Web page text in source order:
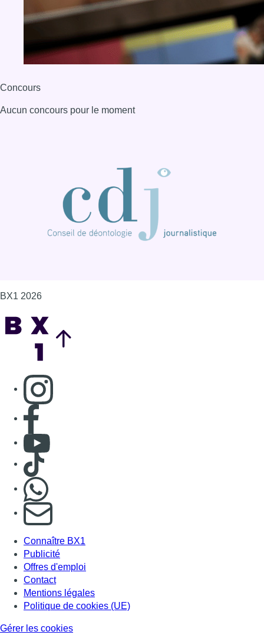
Concours
Aucun concours pour le moment
BX1 2026
Consulter page Instagram
Consulter page Facebook
Consulter Youtube
Consulter TikTok
S'abonner à notre newsletter
Connaître BX1
Publicité
Offres d'emploi
Contact
Mentions légales
Politique de cookies (UE)
Gérer les cookies